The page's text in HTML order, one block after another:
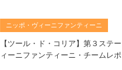
ニッポ・ヴィーニファンティーニ
【ツール・ド・コリア】第３ステ
ィーニファンティーニ・チームレポ